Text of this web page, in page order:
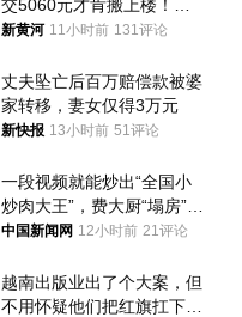
交5060元才肯搬上楼！女
子傻眼了……
新黄河 11小时前 131评论
丈夫坠亡后百万赔偿款被婆
家转移，妻女仅得3万元
新快报 13小时前 51评论
一段视频就能炒出“全国小
炒肉大王”，费大厨“塌房”了
吗？
中国新闻网 12小时前 21评论
越南出版业出了个大案，但
不用怀疑他们把红旗扛下去